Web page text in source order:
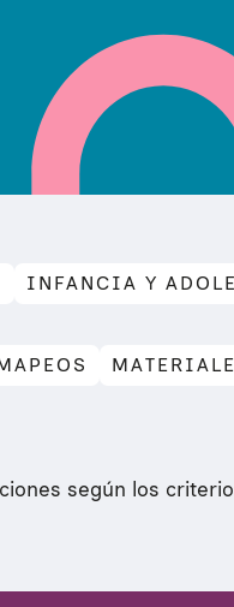
INFANCIA Y
según los